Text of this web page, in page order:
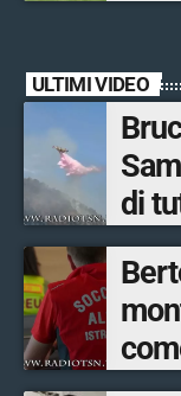
ULTIMI VIDEO
di